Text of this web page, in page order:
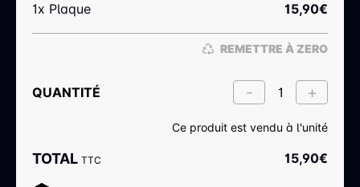
1x Plaque 15,90€
REMETTRE À ZERO
QUANTITÉ
Ce produit est vendu à l'unité
TOTAL TTC 15,90€